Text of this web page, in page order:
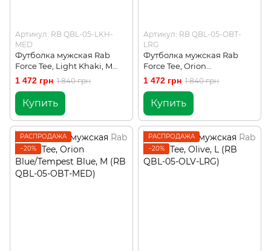
Артикул: RB QBL-05-LKH-
MED
Футболка мужская Rab
Force Tee, Light Khaki, M
(RB QBL-05-LKH-MED)
1 472 грн 1 840 грн
Купить
Артикул: RB QBL-05-OBT-
LRG
Футболка мужская Rab
Force Tee, Orion
Blue/Tempest Blue, L (RB
QBL-05-OBT-LRG)
1 472 грн 1 840 грн
Купить
РАСПРОДАЖА
−20%
РАСПРОДАЖА
−20%